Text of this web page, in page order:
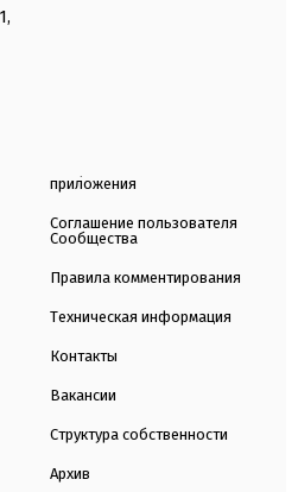
приложения
Соглашение пользователя
Сообщества
Правила комментирования
Техническая информация
Контакты
Вакансии
Структура собственности
Архив